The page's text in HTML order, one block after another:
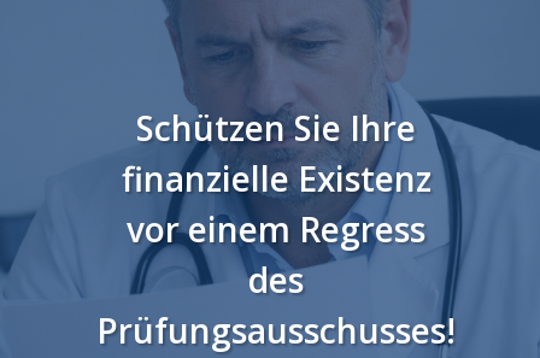
Schützen Sie Ihre
finanzielle Existenz
vor einem Regress
des
Prüfungsausschusses!